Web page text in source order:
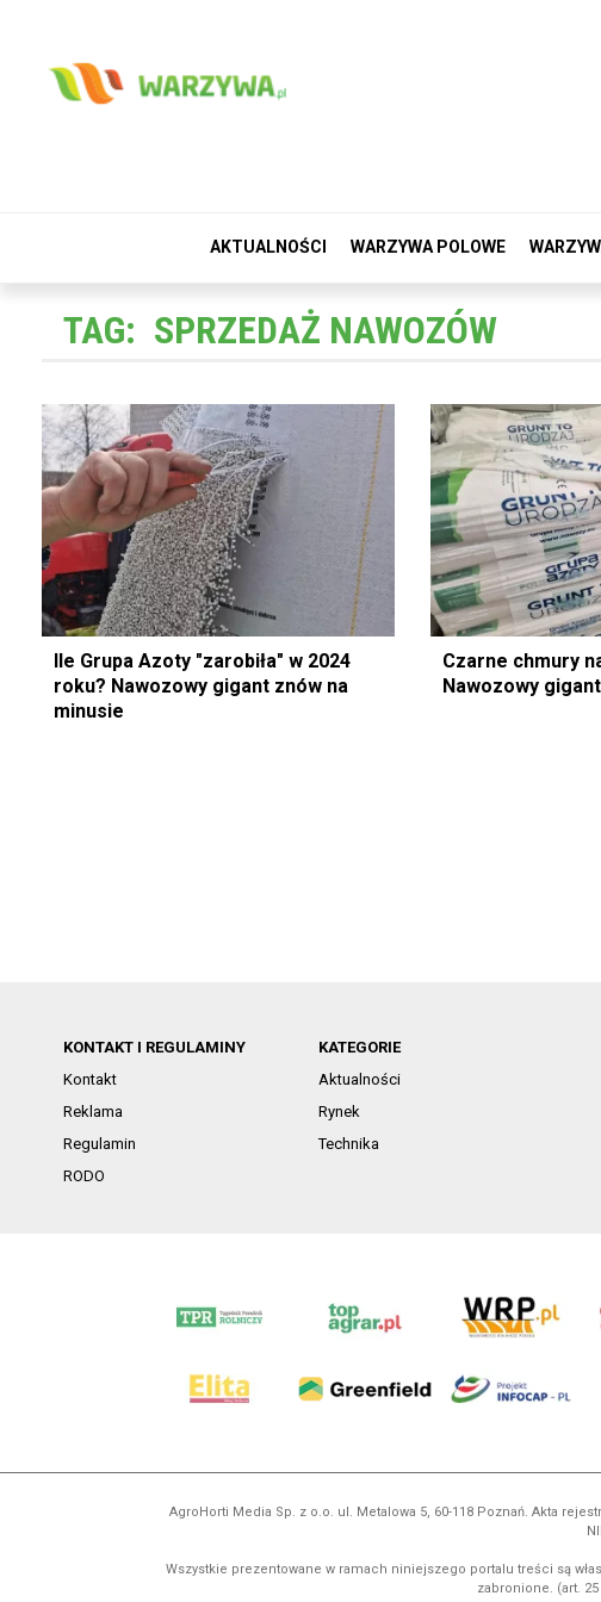
AKTUALNOŚCI WARZYWA POLOWE
TAG: SPRZEDAŻ NAWOZÓW
Ile Grupa Azoty "zarobiła" w 2024
roku? Nawozowy gigant znów na
minusie
Czarne chmury
Nawozowy
KONTAKT I REGULAMINY
Kontakt
Reklama
Regulamin
RODO
KATEGORIE
Aktualności
Rynek
Technika
AgroHorti Media Sp. z o.o. ul. Metalowa 5, 60-118 Poznań. Akta
Wszystkie prezentowane w ramach niniejszego portalu treści są
zabronione. (art.